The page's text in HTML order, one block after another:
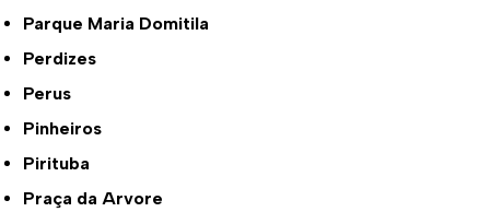
Parque Maria Domitila
Perdizes
Perus
Pinheiros
Pirituba
Praça da Arvore